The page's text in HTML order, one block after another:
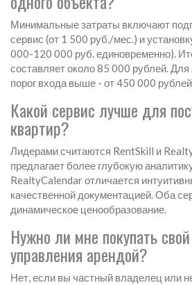
Минимальные затраты включают
сервис (от 1 500 руб./мес.) и
000-120 000 руб. единовременно).
составляет около 85 000 рублей.
порог входа выше - от 450 000
Какой сервис лучше для
квартир?
Лидерами считаются RentSkill и
предлагает более глубокую
RealtyCalendar отличается
качественной документацией. Оба
динамическое ценообразование.
Нужно ли мне покупать
управления арендой?
Нет, если вы частный владелец или